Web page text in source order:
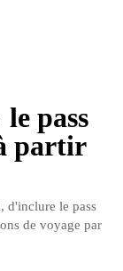
pass
partir
d'inclure le pass
de voyage par